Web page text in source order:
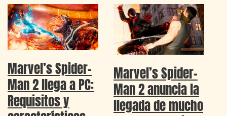
Marvel’s Spider-
Man 2 llega a PC:
Requisitos y
Marvel’s Spider-
Man 2 anuncia la
llegada de mucho